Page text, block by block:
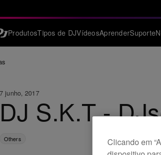
ProdutosTipos de DJVídeosAprenderSuporte
7 junho, 2017
DJ S.K.T -
Others
Clicando em